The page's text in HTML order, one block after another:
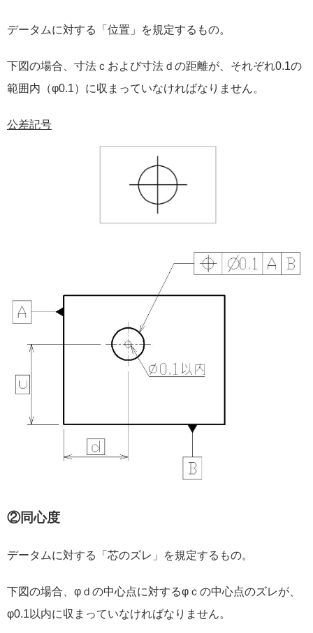
データムに対する「位置」を規定するもの。
下図の場合、寸法ｃおよび寸法ｄの距離が、それぞれ0.1の
範囲内（φ0.1）に収まっていなければなりません。
公差記号
②同心度
データムに対する「芯のズレ」を規定するもの。
下図の場合、φｄの中心点に対するφｃの中心点のズレが、
φ0.1以内に収まっていなければなりません。